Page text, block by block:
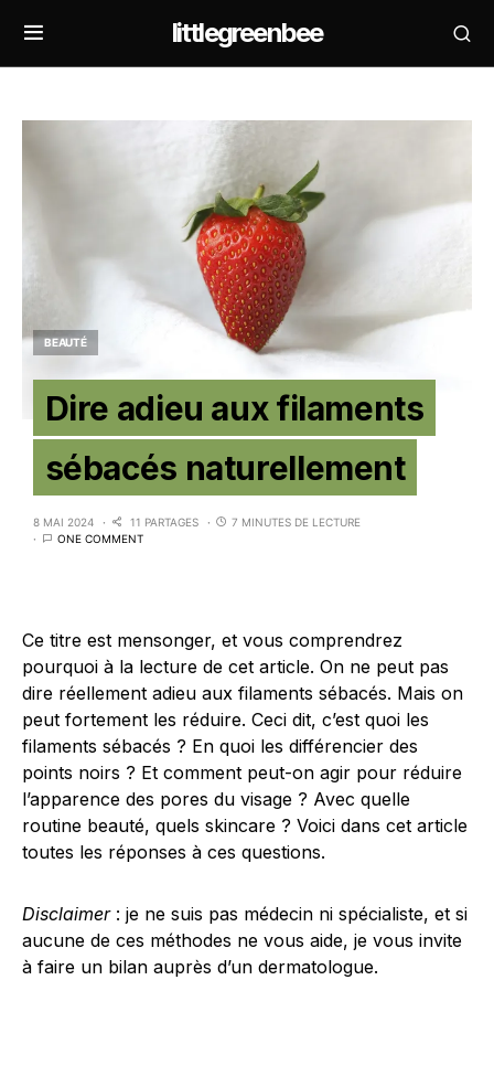
littlegreenbee
BEAUTÉ
Dire adieu aux filaments
sébacés naturellement
8 MAI 2024 11 PARTAGES
7 MINUTES DE LECTURE
ONE COMMENT
Ce titre est mensonger, et vous comprendrez
pourquoi à la lecture de cet article. On ne peut pas
dire réellement adieu aux filaments sébacés. Mais on
peut fortement les réduire. Ceci dit, c’est quoi les
filaments sébacés ? En quoi les différencier des
points noirs ? Et comment peut-on agir pour réduire
l’apparence des pores du visage ? Avec quelle
routine beauté, quels skincare ? Voici dans cet article
toutes les réponses à ces questions.
Disclaimer : je ne suis pas médecin ni spécialiste, et si
aucune de ces méthodes ne vous aide, je vous invite
à faire un bilan auprès d’un dermatologue.